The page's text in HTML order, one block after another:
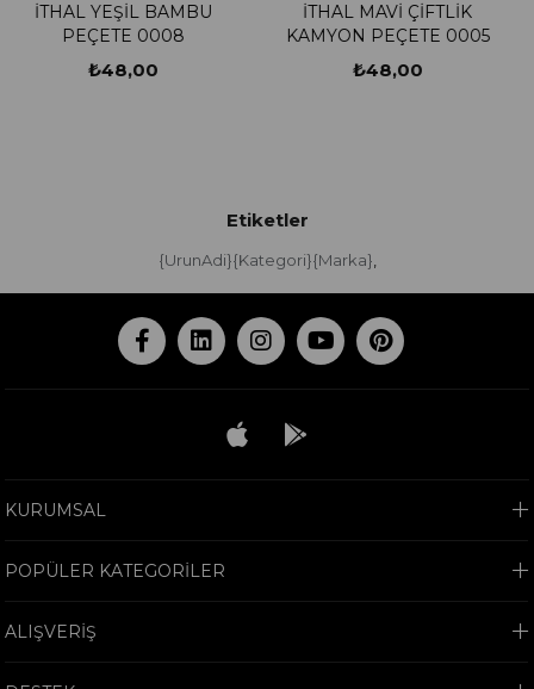
İTHAL MAVİ ÇİFTLİK
KAMYON PEÇETE 0005
İTHAL DALDA
ÇİÇEĞİ 0001
Etiketler
{UrunAdi}{Kategori}{Marka},
KURUMSAL
POPÜLER KATEGORİLER
ALIŞVERİŞ